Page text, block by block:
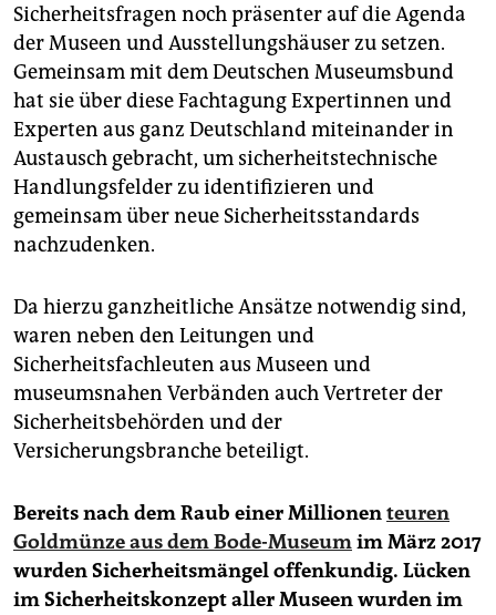
Sicherheitsfragen noch präsenter auf die Agenda
der Museen und Ausstellungshäuser zu setzen.
Gemeinsam mit dem Deutschen Museumsbund
hat sie über diese Fachtagung Expertinnen und
Experten aus ganz Deutschland miteinander in
Austausch gebracht, um sicherheitstechnische
Handlungsfelder zu identifizieren und
gemeinsam über neue Sicherheitsstandards
nachzudenken.
Da hierzu ganzheitliche Ansätze notwendig sind,
waren neben den Leitungen und
Sicherheitsfachleuten aus Museen und
museumsnahen Verbänden auch Vertreter der
Sicherheitsbehörden und der
Versicherungsbranche beteiligt.
Bereits nach dem Raub einer Millionenteuren
Goldmünze aus dem Bode-Museumim März 2017
wurden Sicherheitsmängel offenkundig. Lücken
im Sicherheitskonzept aller Museen wurden im